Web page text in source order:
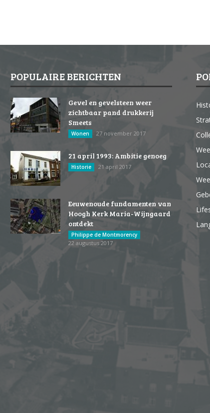
POPULAIRE BERICHTEN
Gevel en gevelsteen weer
zichtbaar pand drukkerij
Smeets
Wonen 27 november 2017
21 april 1993: Ambitie genoeg
Historie 21 april 2017
Eeuwenoude fundamenten van
Hoogh Kerk Maria-Wijngaard
ontdekt
Philippe de Montmorency
22 augustus 2017